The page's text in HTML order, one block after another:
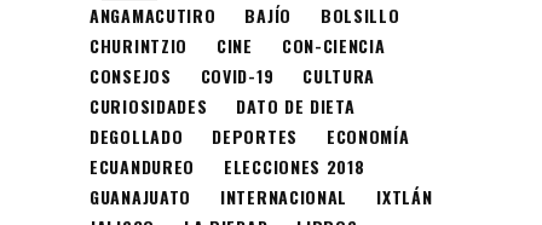
ANGAMACUTIRO
BAJÍO
BOLSILLO
CHURINTZIO
CINE
CON-CIENCIA
CONSEJOS
COVID-19
CULTURA
CURIOSIDADES
DATO DE DIETA
DEGOLLADO
DEPORTES
ECONOMÍA
ECUANDUREO
ELECCIONES 2018
GUANAJUATO
INTERNACIONAL
IXTLÁN